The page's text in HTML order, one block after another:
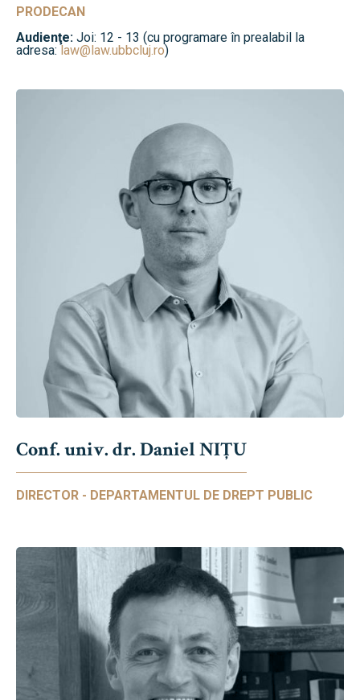
PRODECAN
Audienţe: Joi: 12 - 13 (cu programare în prealabil la
adresa:law@law.ubbcluj.ro)
Conf. univ. dr. Daniel NIŢU
DIRECTOR - DEPARTAMENTUL DE DREPT PUBLIC